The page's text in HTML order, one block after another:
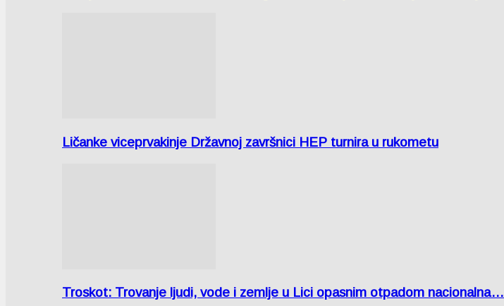
Ličanke viceprvakinje Državnoj završnici HEP turnira u rukometu
Troskot: Trovanje ljudi, vode i zemlje u Lici opasnim otpadom nacionalna…